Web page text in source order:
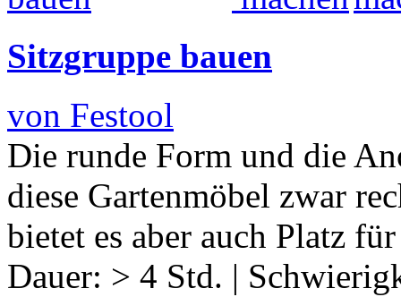
Sitzgruppe bauen
von Festool
Die runde Form und die
diese Gartenmöbel zwar
bietet es aber auch Platz
Dauer: > 4 Std. |